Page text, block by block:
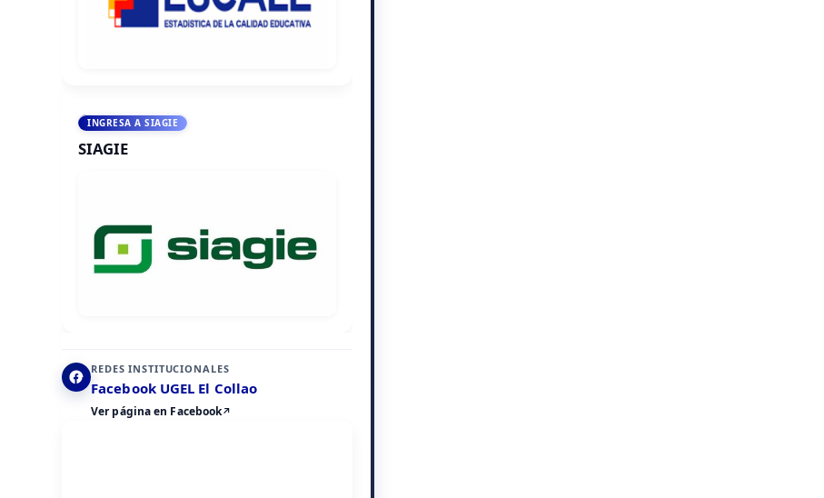
INGRESA A SIAGIE
SIAGIE
REDES INSTITUCIONALES
Facebook UGEL El Collao
Ver página en Facebook